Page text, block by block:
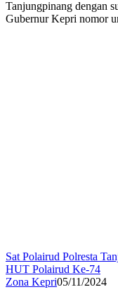
Tanjungpinang dengan
Gubernur Kepri nomor
Sat Polairud Polresta
HUT Polairud Ke-74
Zona Kepri05/11/2024